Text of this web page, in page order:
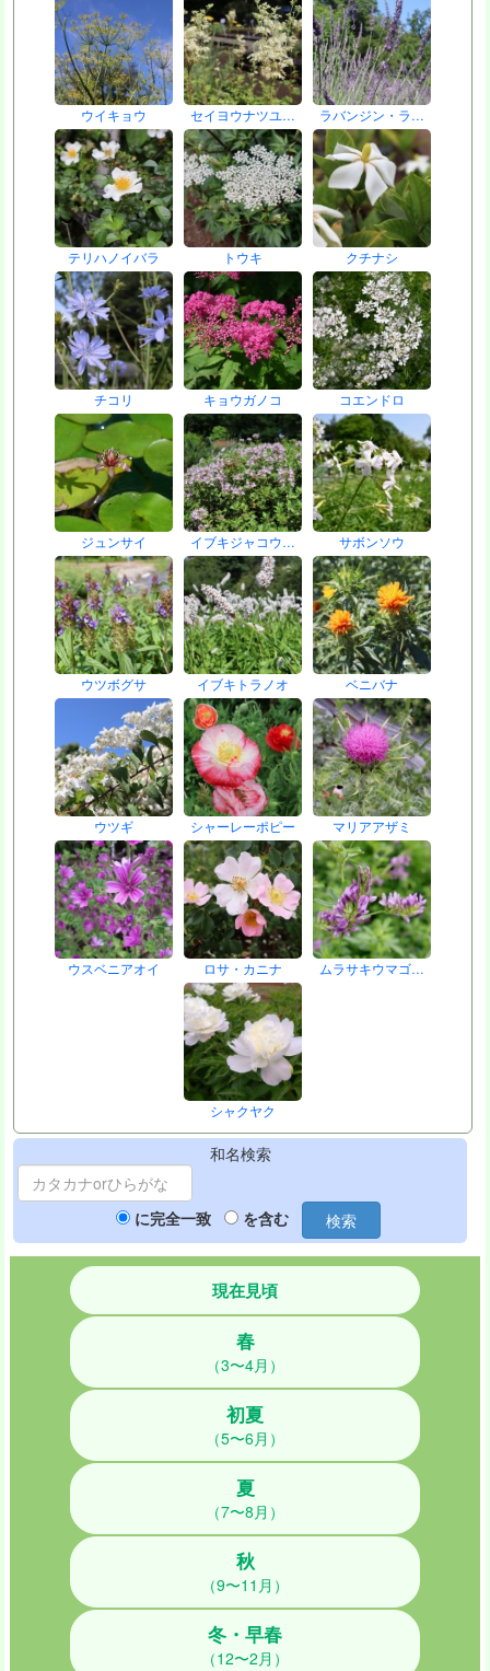
ウイキョウ セイヨウナツユ… ラバンジン・ラ…
テリハノイバラ トウキ クチナシ
チコリ キョウガノコ コエンドロ
ジュンサイ イブキジャコウ… サボンソウ
ウツボグサ イブキトラノオ ベニバナ
ウツギ シャーレーポピー マリアアザミ
ウスベニアオイ ロサ・カニナ ムラサキウマゴ…
シャクヤク
和名検索
に完全一致 を含む 検索
現在見頃
春
（3〜4月）
初夏
（5〜6月）
夏
（7〜8月）
秋
（9〜11月）
冬・早春
（12〜2月）